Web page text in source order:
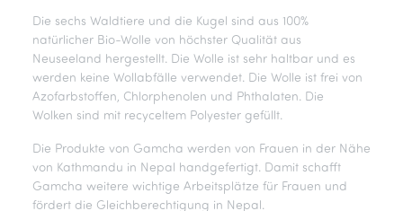
Die sechs Waldtiere und die Kugel sind aus 100%
natürlicher Bio-Wolle von höchster Qualität aus
Neuseeland hergestellt. Die Wolle ist sehr haltbar und es
werden keine Wollabfälle verwendet. Die Wolle ist frei von
Azofarbstoffen, Chlorphenolen und Phthalaten. Die
Wolken sind mit recyceltem Polyester gefüllt.
Die Produkte von Gamcha werden von Frauen in der Nähe
von Kathmandu in Nepal handgefertigt. Damit schafft
Gamcha weitere wichtige Arbeitsplätze für Frauen und
fördert die Gleichberechtigung in Nepal.